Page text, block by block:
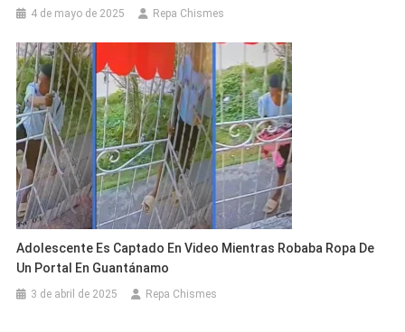
4 de mayo de 2025 Repa Chismes
Adolescente Es Captado En Video Mientras Robaba Ropa De
Un Portal En Guantánamo
3 de abril de 2025 Repa Chismes